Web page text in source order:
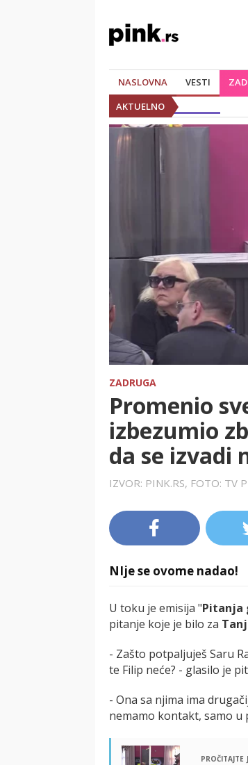
NASLOVNA VESTI
AKTUELNO
ZADRUGA
Promenio
izbezumio
da se izvadi
IZVOR: PINK.RS, FOTO: TV
NIje se ovome nadao!
U toku je emisija "Pitanja
pitanje koje je bilo za
- Zašto potpaljuješ Saru
te Filip neće? - glasilo je
- Ona sa njima ima
nemamo kontakt, samo u
pročitajte